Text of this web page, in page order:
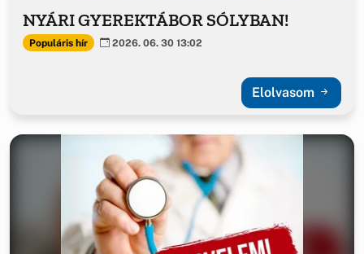
NYÁRI GYEREKTÁBOR SÓLYBAN!
Populáris hír 2026. 06. 30 13:02
Elolvasom